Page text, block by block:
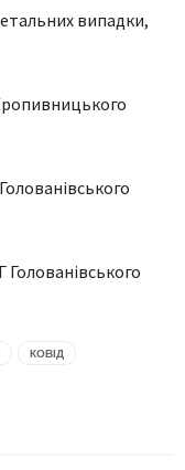
випадки,
Голованівського
КОВІД